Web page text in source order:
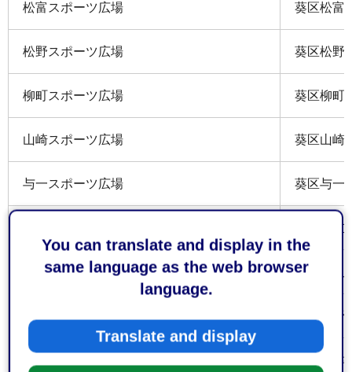
You can translate and display in the
same language as the web browser
language.
Translate and display
松富スポーツ広場 葵区松富
松野スポーツ広場 葵区松野
柳町スポーツ広場 葵区柳町
山崎スポーツ広場 葵区山崎
与一スポーツ広場 葵区与一
葵区与
俵沢ゲートボール場 葵区俵沢
葵区松野
葵区谷